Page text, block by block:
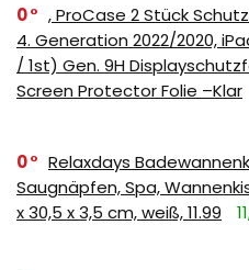
0
, ProCase 2 Stück
4. Generation 2022/2020,
/ 1st) Gen. 9H
Screen Protector Folie –Klar
0
Relaxdays
Saugnäpfen, Spa,
x 30,5 x 3,5 cm, weiß, 11.99